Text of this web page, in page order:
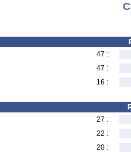
47 :
47 :
16 :
27 :
22 :
20 :